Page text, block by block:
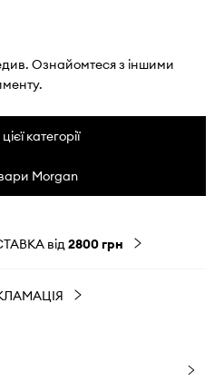
Ознайомтеся з іншими
категорії
Morgan
від2800 грн